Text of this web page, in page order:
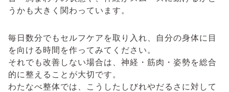
うかも大きく関わっています。
毎日数分でもセルフケアを取り入れ、自分の身体に目
を向ける時間を作ってみてください。
それでも改善しない場合は、神経・筋肉・姿勢を総合
的に整えることが大切です。
わたなべ整体では、こうしたしびれやだるさに対して